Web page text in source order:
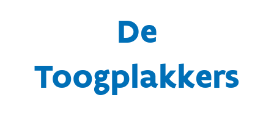
De
Toogplakkers